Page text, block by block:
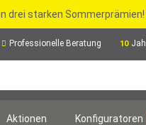
drei starken Sommerprämien!
Professionelle Beratung 10
Aktionen Konfiguratoren